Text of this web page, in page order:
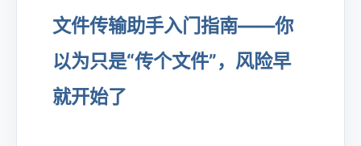
文件传输助手入门指南——你
以为只是“传个文件”，风险早
就开始了